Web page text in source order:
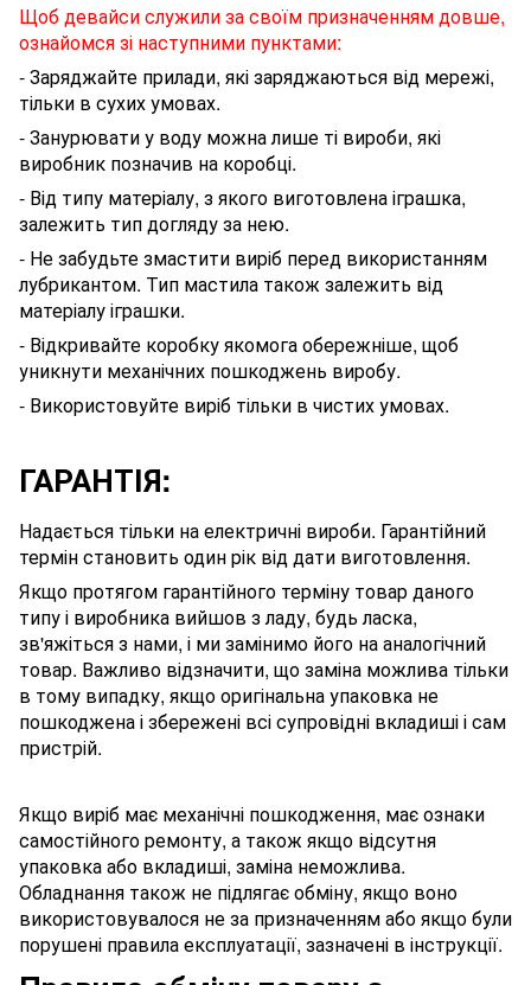
Щоб девайси служили за своїм призначенням довше,
ознайомся зі наступними пунктами:
- Заряджайте прилади, які заряджаються від мережі,
тільки в сухих умовах.
- Занурювати у воду можна лише ті вироби, які
виробник позначив на коробці.
- Від типу матеріалу, з якого виготовлена іграшка,
залежить тип догляду за нею.
- Не забудьте змастити виріб перед використанням
лубрикантом. Тип мастила також залежить від
матеріалуіграшки.
- Відкривайте коробку якомога обережніше, щоб
уникнути механічних пошкоджень виробу.
- Використовуйте виріб тільки в чистих умовах.
ГАРАНТІЯ:
Надається тільки на електричні вироби. Гарантійний
термін становить один рік від дати виготовлення.
Якщо протягом гарантійного терміну товар даного
типу і виробника вийшов з ладу, будь ласка,
зв'яжіться з нами, і ми замінимо його на аналогічний
товар. Важливо відзначити, що заміна можлива тільки
в тому випадку, якщо оригінальна упаковка не
пошкоджена і збережені всі супровідні вкладиші і сам
пристрій.
Якщо виріб має механічні пошкодження, має ознаки
самостійного ремонту, а також якщо відсутня
упаковка або вкладиші, заміна неможлива.
Обладнання також не підлягає обміну, якщо воно
використовувалося не за призначенням або якщо були
порушені правила експлуатації, зазначені в інструкції.